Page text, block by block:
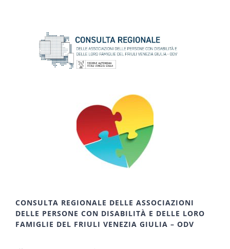
CONSULTA REGIONALE DELLE ASSOCIAZIONI
DELLE PERSONE CON DISABILITÀ E DELLE LORO
FAMIGLIE DEL FRIULI VENEZIA GIULIA – ODV